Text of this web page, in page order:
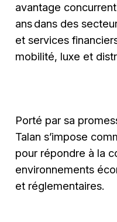
avantage
ans dans des
et services
mobilité, luxe et
Porté par sa
Talan s’impose
pour répondre à la
environnements
et réglementaires.